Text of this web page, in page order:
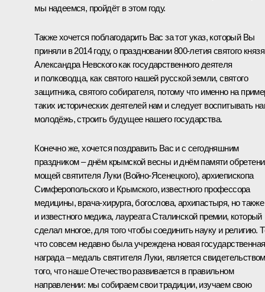
мы надеемся, пройдёт в этом году.
Также хочется поблагодарить Вас за тот указ, который Вы
приняли в 2014 году, о праздновании 800-летия святого князя
Александра Невского как государственного деятеля
и полководца, как святого нашей русской земли, святого
защитника, святого собирателя, потому что именно на
таких исторических деятелей нам и следует воспитывать
молодёжь, строить будущее нашего государства.
Конечно же, хочется поздравить Вас и с сегодняшним
праздником ‒ днём крымской весны и днём памяти
мощей святителя Луки (Войно-Ясенецкого), архиепископа
Симферопольского и Крымского, известного профессора
медицины, врача-хирурга, богослова, архипастыря, но также
и известного медика, лауреата Сталинской премии, который
сделал многое, для того чтобы соединить науку и религию.
что совсем недавно была учреждена новая государственная
награда ‒ медаль святителя Луки, является свидетельством
того, что наше Отечество развивается в правильном
направлении: мы собираем свои традиции, изучаем свою